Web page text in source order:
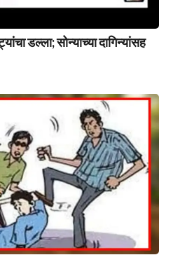
डल्ला; सोन्याच्या दागिन्यांसह